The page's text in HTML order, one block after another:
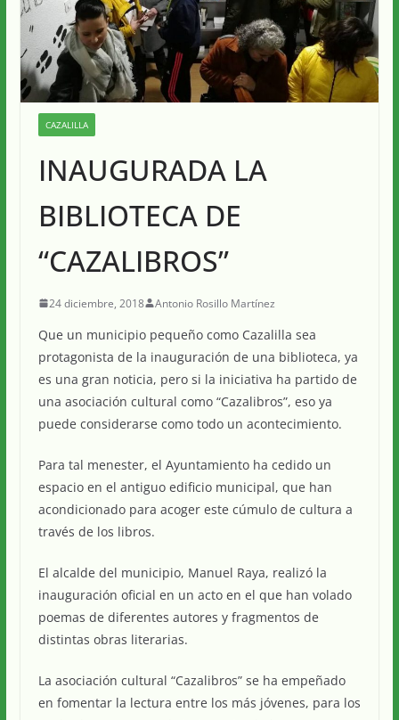
CAZALILLA
INAUGURADA LA
BIBLIOTECA DE
“CAZALIBROS”
24 diciembre, 2018 Antonio Rosillo Martínez
Que un municipio pequeño como Cazalilla sea
protagonista de la inauguración de una biblioteca, ya
es una gran noticia, pero si la iniciativa ha partido de
una asociación cultural como “Cazalibros”, eso ya
puede considerarse como todo un acontecimiento.
Para tal menester, el Ayuntamiento ha cedido un
espacio en el antiguo edificio municipal, que han
acondicionado para acoger este cúmulo de cultura a
través de los libros.
El alcalde del municipio, Manuel Raya, realizó la
inauguración oficial en un acto en el que han volado
poemas de diferentes autores y fragmentos de
distintas obras literarias.
La asociación cultural “Cazalibros” se ha empeñado
en fomentar la lectura entre los más jóvenes, para los